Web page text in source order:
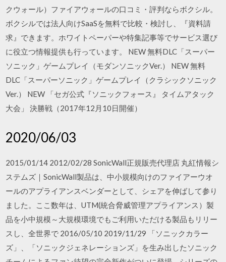
クウォール）ファイアウォールの口コミ・評判ならボクシル。
ボクシルでは法人向けSaaSを無料で比較・検討し、『資料請
求』できます。ホワイトペーパーや特集記事等でサービス選び
に役立つ情報提供も行っています。 NEW 無料DLC「スーパー
ソニック」ゲームプレイ（モダンソニックVer.） NEW 無料
DLC「スーパーソニック」ゲームプレイ（クラシックソニック
Ver.） NEW 「セガ公式『ソニックフォース』 タイムアタック
大会」 決勝戦（2017年12月10日開催）
2020/06/03
2015/01/14 2012/02/28 SonicWall正規販売代理店 丸紅情報シ
ステムズ｜SonicWall製品は、中小規模向けのファイアーウオ
ールのアプライアンスベンダーとして、シェアを伸ばして参り
ました。ここ数年は、UTM(統合脅威管理アプライアンス）製
品を小中規模～大規模環境でもご利用いただける製品もリリー
スし、全世界で 2016/05/10 2019/11/29 「ソニックカラー
ズ」、「ソニックジェネレーションズ」を生み出したソニック